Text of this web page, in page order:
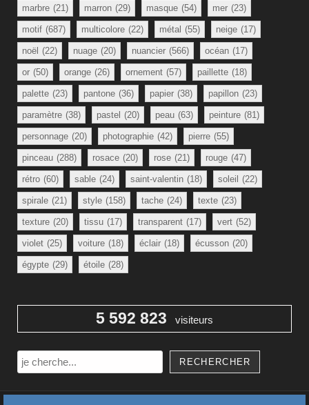
marbre (21) marron (29) masque (54) mer (23)
motif (687) multicolore (22) métal (55) neige (17)
noël (22) nuage (20) nuancier (566) océan (17)
or (50) orange (26) ornement (57) paillette (18)
palette (23) pantone (36) papier (38) papillon (23)
paramètre (38) pastel (20) peau (63) peinture (81)
personnage (20) photographie (42) pierre (55)
pinceau (288) rosace (20) rose (21) rouge (47)
rétro (60) sable (24) saint-valentin (18) soleil (22)
spirale (21) style (158) tache (24) texte (23)
texture (20) tissu (17) transparent (17) vert (52)
violet (25) voiture (18) éclair (18) écusson (20)
égypte (29) étoile (28)
5 592 823 visiteurs
Rechercher
RECHERCHER